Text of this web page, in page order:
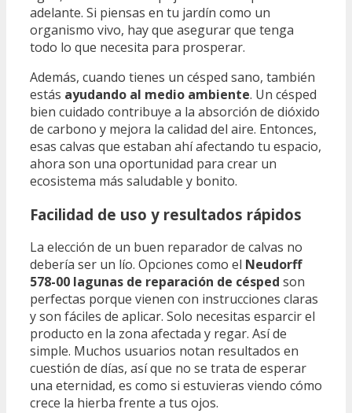
adelante. Si piensas en tu jardín como un
organismo vivo, hay que asegurar que tenga
todo lo que necesita para prosperar.
Además, cuando tienes un césped sano, también
estás ayudando al medio ambiente. Un césped
bien cuidado contribuye a la absorción de dióxido
de carbono y mejora la calidad del aire. Entonces,
esas calvas que estaban ahí afectando tu espacio,
ahora son una oportunidad para crear un
ecosistema más saludable y bonito.
Facilidad de uso y resultados rápidos
La elección de un buen reparador de calvas no
debería ser un lío. Opciones como el Neudorff
578-00 lagunas de reparación de césped son
perfectas porque vienen con instrucciones claras
y son fáciles de aplicar. Solo necesitas esparcir el
producto en la zona afectada y regar. Así de
simple. Muchos usuarios notan resultados en
cuestión de días, así que no se trata de esperar
una eternidad, es como si estuvieras viendo cómo
crece la hierba frente a tus ojos.